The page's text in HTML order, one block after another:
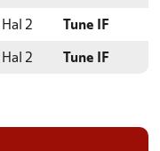
Hal 2 Tune IF
Hal 2 Tune IF